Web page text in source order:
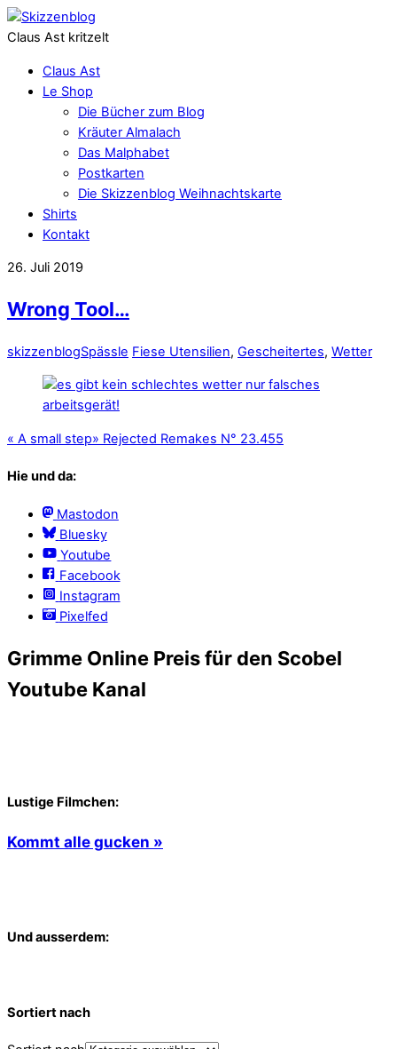
Claus Ast kritzelt
Claus Ast
Le Shop
Die Bücher zum Blog
Kräuter Almalach
Das Malphabet
Postkarten
Die Skizzenblog Weihnachtskarte
Shirts
Kontakt
26. Juli 2019
Wrong Tool…
skizzenblogSpässle Fiese Utensilien, Gescheitertes, Wetter
« A small step» Rejected Remakes N° 23.455
Hie und da:
Mastodon
Bluesky
Youtube
Facebook
Instagram
Pixelfed
Grimme Online Preis für den Scobel
Youtube Kanal
Lustige Filmchen:
Kommt alle gucken »
Und ausserdem:
Sortiert nach